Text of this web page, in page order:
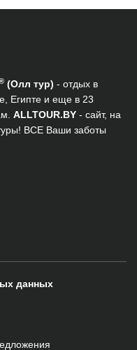
(Олл тур) - отдых в
Египте и еще в 23
ALLTOUR.BY - сайт, на
ВСЕ Ваши заботы
данных